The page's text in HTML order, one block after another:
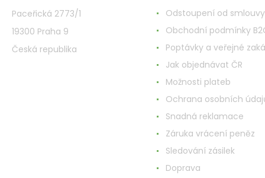
Paceřická 2773/1
19300 Praha 9
Česká republika
Odstoupení od smlouvy
Obchodní podmínky
Poptávky a veřejné
Jak objednávat ČR
Možnosti plateb
Ochrana osobních
Snadná reklamace
Záruka vrácení peněz
Sledování zásilek
Doprava